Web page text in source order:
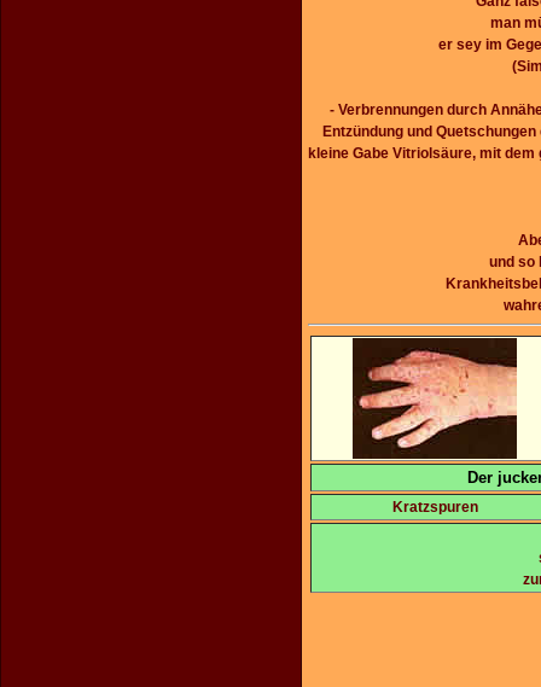
man
er sey im
- Verbrennungen durch
Entzündung und
kleine Gabe Vitriolsäure, mit
und so
Der
Kratzspuren